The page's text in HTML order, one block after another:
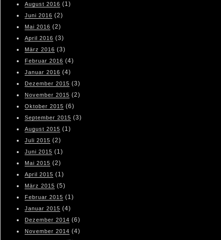
August 2016 (1)
Juni 2016 (2)
Mai 2016 (2)
April 2016 (3)
März 2016 (3)
Februar 2016 (4)
Januar 2016 (4)
Dezember 2015 (3)
November 2015 (2)
Oktober 2015 (6)
September 2015 (3)
August 2015 (1)
Juli 2015 (2)
Juni 2015 (1)
Mai 2015 (2)
April 2015 (1)
März 2015 (5)
Februar 2015 (1)
Januar 2015 (4)
Dezember 2014 (6)
November 2014 (4)